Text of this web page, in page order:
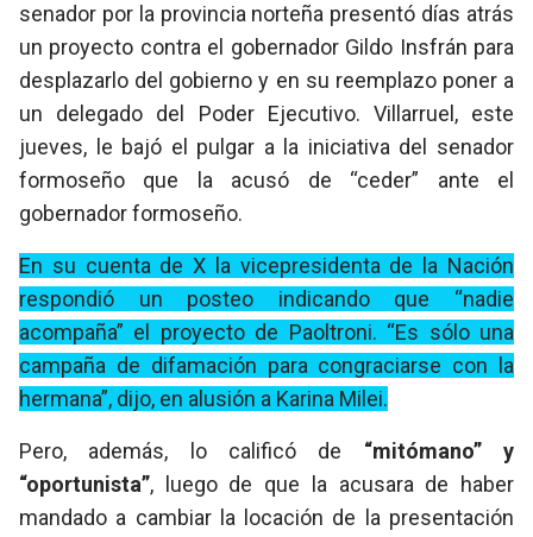
senador por la provincia norteña presentó días atrás
un proyecto contra el gobernador Gildo Insfrán para
desplazarlo del gobierno y en su reemplazo poner a
un delegado del Poder Ejecutivo. Villarruel, este
jueves, le bajó el pulgar a la iniciativa del senador
formoseño que la acusó de “ceder” ante el
gobernador formoseño.
En su cuenta de X la vicepresidenta de la Nación
respondió un posteo indicando que “nadie
acompaña” el proyecto de Paoltroni. “Es sólo una
campaña de difamación para congraciarse con la
hermana”, dijo, en alusión a Karina Milei.
Pero, además, lo calificó de “mitómano” y
“oportunista”, luego de que la acusara de haber
mandado a cambiar la locación de la presentación